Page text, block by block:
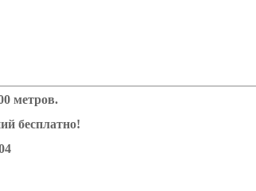
метров.
бесплатно!